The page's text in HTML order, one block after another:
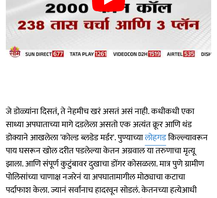
जे डोळ्यांना दिसतं, ते नेहमीच खरं असतं असं नाही. कधीकधी एका
साध्या अपघाताच्या मागे दडलेला असतो एक अत्यंत क्रूर आणि थंड
डोक्याने आखलेला 'कोल्ड ब्लडेड मर्डर'. पुण्याच्यालोहगडकिल्ल्यावरून
पाय घसरून खोल दरीत पडलेल्या केतन अग्रवाल या तरुणाचा मृत्यू
झाला. आणि संपूर्ण कुटुंबावर दुखाचा डोंगर कोसळला. मात्र पुणे ग्रामीण
पोलिसांच्या चाणाक्ष नजरेनं या अपघातामागील मोठ्याचा कटाचा
पर्दाफाश केला. ज्यानं सर्वांनाच हादरवून सोडलं. केतनच्या हत्येआधी